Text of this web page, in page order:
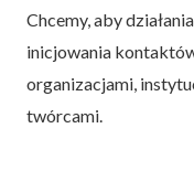
Chcemy, aby
inicjowania
organizacjami,
twórcami.